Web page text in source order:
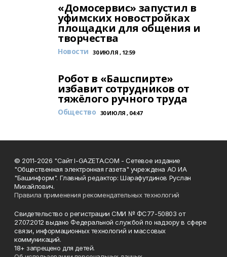
«Домосервис» запустил в
уфимских новостройках
площадки для общения и
творчества
Новости 30 ИЮЛЯ , 12:59
Робот в «Башспирте»
избавит сотрудников от
тяжёлого ручного труда
Общество 30 ИЮЛЯ , 04:47
© 2011-2026 "Сайт I-GAZETA.COM - Сетевое издание
"Общественная электронная газета" учреждена АО ИА
"Башинформ". Главный редактор: Шарафутдинов Руслан
Михайлович.
Правила применения рекомендательных технологий
Свидетельство о регистрации СМИ № ФС77-50803 от
27.07.2012 выдано Федеральной службой по надзору в сфере
связи, информационных технологий и массовых
коммуникаций.
18+ запрещено для детей.